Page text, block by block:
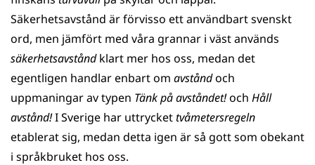
Säkerhetsavstånd är förvisso ett användbart svenskt
ord, men jämfört med våra grannar i väst används
säkerhetsavståndklart mer hos oss, medan det
egentligen handlar enbart om avståndoch
uppmaningar av typen Tänk på avståndet!och Håll
avstånd!I Sverige har uttryckettvåmetersregeln
etablerat sig, medan detta igen är så gott som obekant
i språkbruket hos oss.